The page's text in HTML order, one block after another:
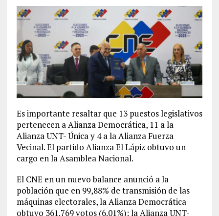
Es importante resaltar que 13 puestos legislativos
pertenecen a Alianza Democrática, 11 a la
Alianza UNT- Única y 4 a la Alianza Fuerza
Vecinal. El partido Alianza El Lápiz obtuvo un
cargo en la Asamblea Nacional.
El CNE en un nuevo balance anunció a la
población que en 99,88% de transmisión de las
máquinas electorales, la Alianza Democrática
obtuvo 361.769 votos (6.01%); la Alianza UNT-